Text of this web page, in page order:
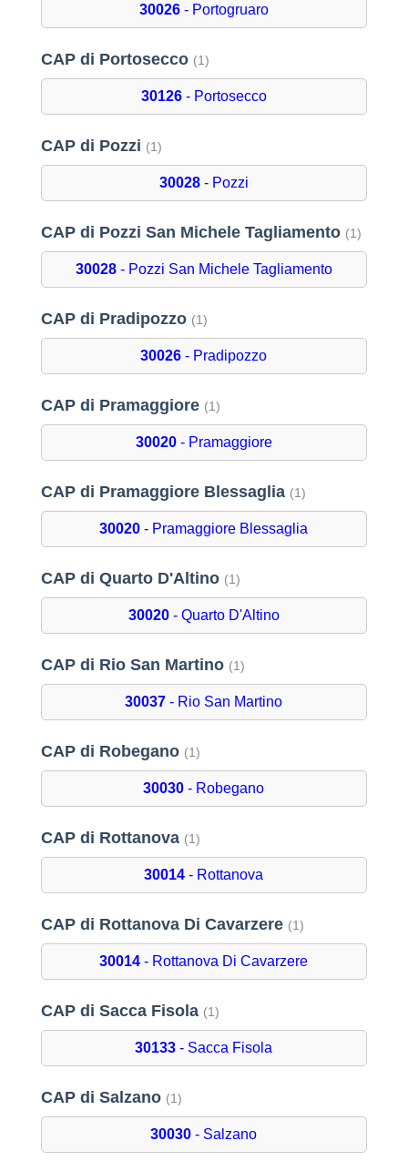
30026- Portogruaro
CAP di Portosecco (1)
30126- Portosecco
CAP di Pozzi (1)
30028- Pozzi
CAP di Pozzi San Michele Tagliamento (1)
30028- Pozzi San Michele Tagliamento
CAP di Pradipozzo (1)
30026 - Pradipozzo
CAP di Pramaggiore (1)
30020- Pramaggiore
CAP di Pramaggiore Blessaglia (1)
30020 - Pramaggiore Blessaglia
CAP di Quarto D'Altino (1)
30020- Quarto D'Altino
CAP di Rio San Martino (1)
30037 - Rio San Martino
CAP di Robegano (1)
30030 - Robegano
CAP di Rottanova (1)
30014 - Rottanova
CAP di Rottanova Di Cavarzere (1)
30014 - Rottanova Di Cavarzere
CAP di Sacca Fisola (1)
30133 - Sacca Fisola
CAP di Salzano (1)
30030 - Salzano